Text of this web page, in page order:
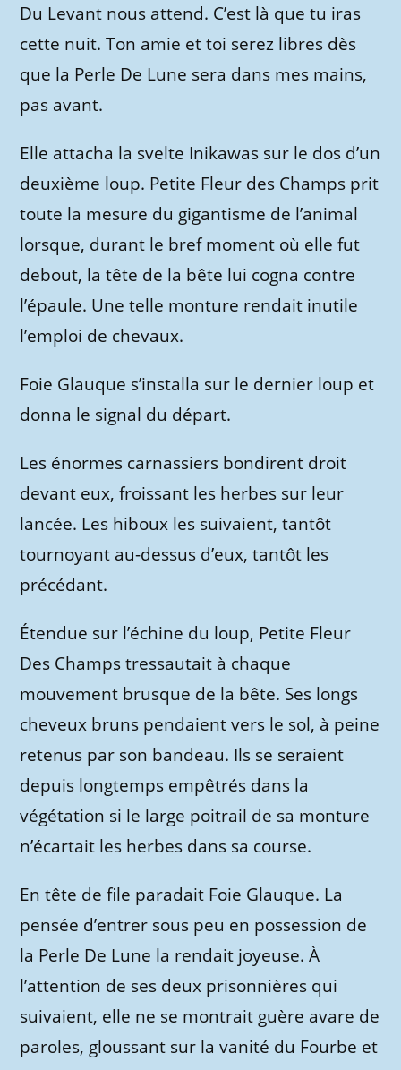
Du Levant nous attend. C’est là que tu iras
cette nuit. Ton amie et toi serez libres dès
que la Perle De Lune sera dans mes mains,
pas avant.
Elle attacha la svelte Inikawas sur le dos d’un
deuxième loup. Petite Fleur des Champs prit
toute la mesure du gigantisme de l’animal
lorsque, durant le bref moment où elle fut
debout, la tête de la bête lui cogna contre
l’épaule. Une telle monture rendait inutile
l’emploi de chevaux.
Foie Glauque s’installa sur le dernier loup et
donna le signal du départ.
Les énormes carnassiers bondirent droit
devant eux, froissant les herbes sur leur
lancée. Les hiboux les suivaient, tantôt
tournoyant au-dessus d’eux, tantôt les
précédant.
Étendue sur l’échine du loup, Petite Fleur
Des Champs tressautait à chaque
mouvement brusque de la bête. Ses longs
cheveux bruns pendaient vers le sol, à peine
retenus par son bandeau. Ils se seraient
depuis longtemps empêtrés dans la
végétation si le large poitrail de sa monture
n’écartait les herbes dans sa course.
En tête de file paradait Foie Glauque. La
pensée d’entrer sous peu en possession de
la Perle De Lune la rendait joyeuse. À
l’attention de ses deux prisonnières qui
suivaient, elle ne se montrait guère avare de
paroles, gloussant sur la vanité du Fourbe et